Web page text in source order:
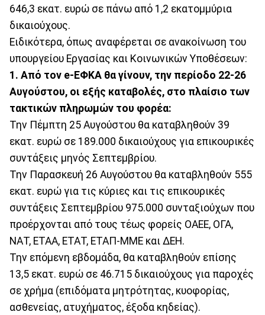
646,3 εκατ. ευρώ σε πάνω από 1,2 εκατομμύρια
δικαιούχους.
Ειδικότερα, όπως αναφέρεται σε ανακοίνωση του
υπουργείου Εργασίας και Κοινωνικών Υποθέσεων:
1. Από τον e-ΕΦΚΑ θα γίνουν, την περίοδο 22-26
Αυγούστου, οι εξής καταβολές, στο πλαίσιο των
τακτικών πληρωμών του φορέα:
Την Πέμπτη 25 Αυγούστου θα καταβληθούν 39
εκατ. ευρώ σε 189.000 δικαιούχους για επικουρικές
συντάξεις μηνός Σεπτεμβρίου.
Την Παρασκευή 26 Αυγούστου θα καταβληθούν 555
εκατ. ευρώ για τις κύριες και τις επικουρικές
συντάξεις Σεπτεμβρίου 975.000 συνταξιούχων που
προέρχονται από τους τέως φορείς ΟΑΕΕ, ΟΓΑ,
ΝΑΤ, ΕΤΑΑ, ΕΤΑΤ, ΕΤΑΠ-ΜΜΕ και ΔΕΗ.
Την επόμενη εβδομάδα, θα καταβληθούν επίσης
13,5 εκατ. ευρώ σε 46.715 δικαιούχους για παροχές
σε χρήμα (επιδόματα μητρότητας, κυοφορίας,
ασθενείας, ατυχήματος, έξοδα κηδείας).